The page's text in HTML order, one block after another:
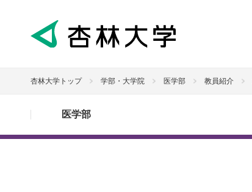
杏林大学トップ 学部・大学院 医学部 教員紹介
医学部